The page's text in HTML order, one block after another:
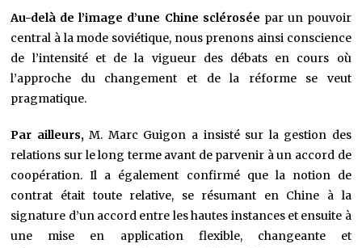
Au-delà de l’image d’une Chine sclérosée par un pouvoir
central à la mode soviétique, nous prenons ainsi conscience
de l’intensité et de la vigueur des débats en cours où
l’approche du changement et de la réforme se veut
pragmatique.
Par ailleurs,M. Marc Guigon a insisté sur la gestion des
relations sur le long terme avant de parvenir à un accord de
coopération. Il a également confirmé que la notion de
contrat était toute relative, se résumant en Chine à la
signature d’un accord entre les hautes instances et ensuite à
une mise en application flexible, changeante et